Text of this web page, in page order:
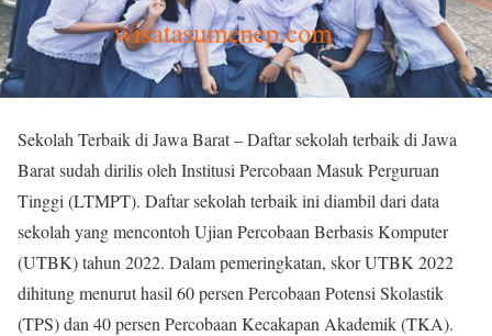
Sekolah Terbaik di Jawa Barat – Daftar sekolah terbaik di Jawa
Barat sudah dirilis oleh Institusi Percobaan Masuk Perguruan
Tinggi (LTMPT). Daftar sekolah terbaik ini diambil dari data
sekolah yang mencontoh Ujian Percobaan Berbasis Komputer
(UTBK) tahun 2022. Dalam pemeringkatan, skor UTBK 2022
dihitung menurut hasil 60 persen Percobaan Potensi Skolastik
(TPS) dan 40 persen Percobaan Kecakapan Akademik (TKA).